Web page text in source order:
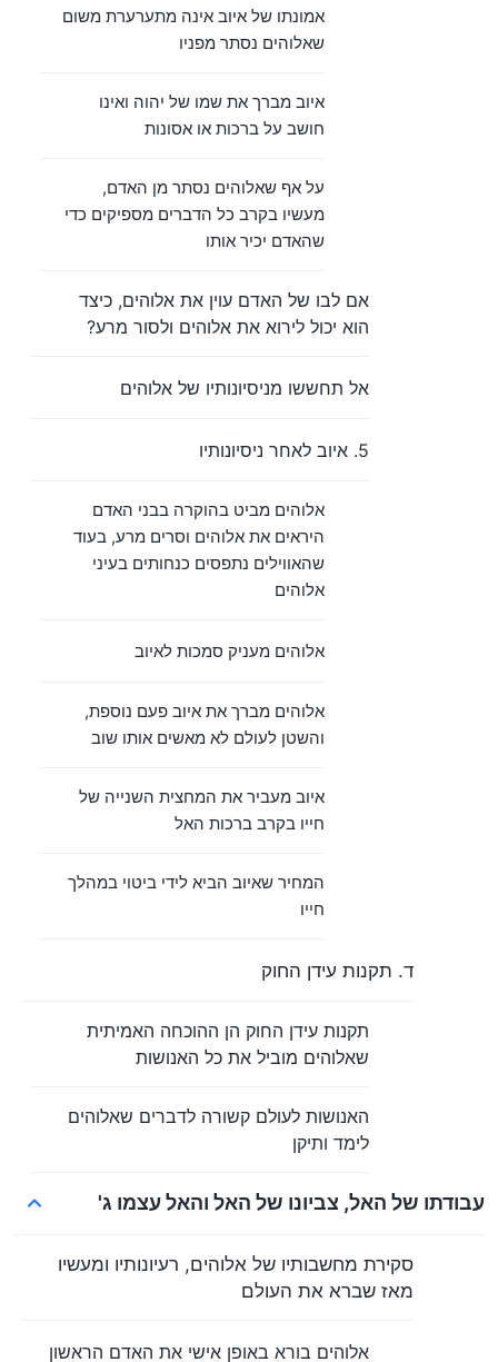
אמונתו של איוב אינה מתערערת משום
שאלוהים נסתר מפניו
איוב מברך את שמו של יהוה ואינו
חושב על ברכות או אסונות
על אף שאלוהים נסתר מן האדם,
מעשיו בקרב כל הדברים מספיקים כדי
שהאדם יכיר אותו
אם לבו של האדם עוין את אלוהים, כיצד
הוא יכול לירוא את אלוהים ולסור מרע?
אל תחששו מניסיונותיו של אלוהים
5. איוב לאחר ניסיונותיו
אלוהים מביט בהוקרה בבני האדם
היראים את אלוהים וסרים מרע, בעוד
שהאווילים נתפסים כנחותים בעיני
אלוהים
אלוהים מעניק סמכות לאיוב
אלוהים מברך את איוב פעם נוספת,
והשטן לעולם לא מאשים אותו שוב
איוב מעביר את המחצית השנייה של
חייו בקרב ברכות האל
המחיר שאיוב הביא לידי ביטוי במהלך
חייו
ד. תקנות עידן החוק
תקנות עידן החוק הן ההוכחה האמיתית
שאלוהים מוביל את כל האנושות
האנושות לעולם קשורה לדברים שאלוהים
לימד ותיקן
עבודתו של האל, צביונו של האל והאל עצמו ג'
סקירת מחשבותיו של אלוהים, רעיונותיו ומעשיו
מאז שברא את העולם
אלוהים בורא באופן אישי את האדם הראשון